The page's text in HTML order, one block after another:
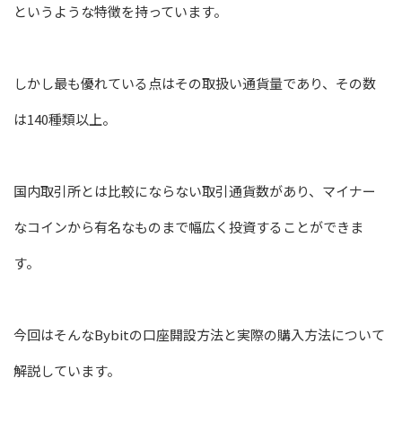
というような特徴を持っています。
しかし最も優れている点はその取扱い通貨量であり、その数
は140種類以上。
国内取引所とは比較にならない取引通貨数があり、マイナー
なコインから有名なものまで幅広く投資することができま
す。
今回はそんなBybitの口座開設方法と実際の購入方法について
解説しています。